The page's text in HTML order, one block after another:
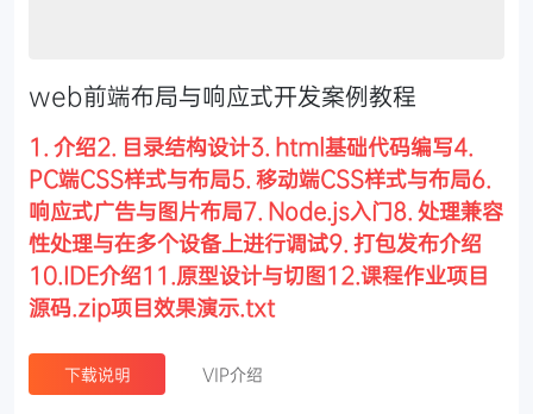
web前端布局与响应式开发案例教程
1. 介绍2. 目录结构设计3. html基础代码编写4.
PC端CSS样式与布局5. 移动端CSS样式与布局6.
响应式广告与图片布局7. Node.js入门8. 处理兼容
性处理与在多个设备上进行调试9. 打包发布介绍
10.IDE介绍11.原型设计与切图12.课程作业项目
源码.zip项目效果演示.txt
下载说明 VIP介绍